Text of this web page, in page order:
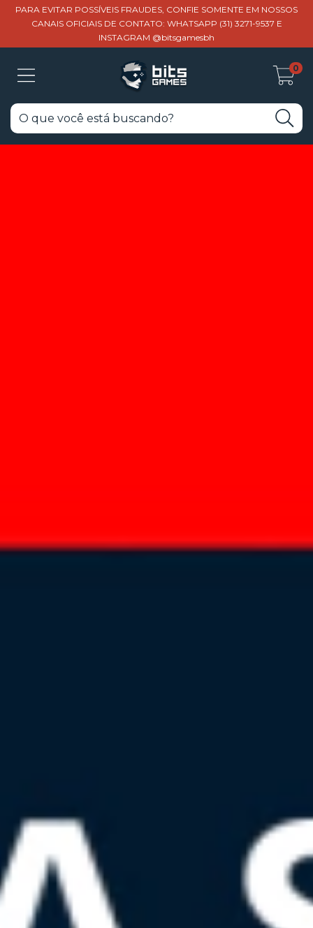
PARA EVITAR POSSÍVEIS FRAUDES, CONFIE SOMENTE EM NOSSOS
CANAIS OFICIAIS DE CONTATO: WHATSAPP (31) 3271-9537 E
INSTAGRAM @bitsgamesbh
0